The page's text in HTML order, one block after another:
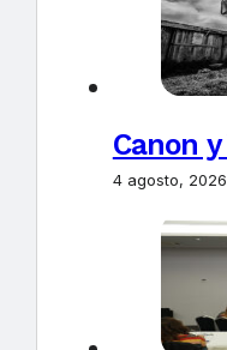
Canon
4 agosto, 2026